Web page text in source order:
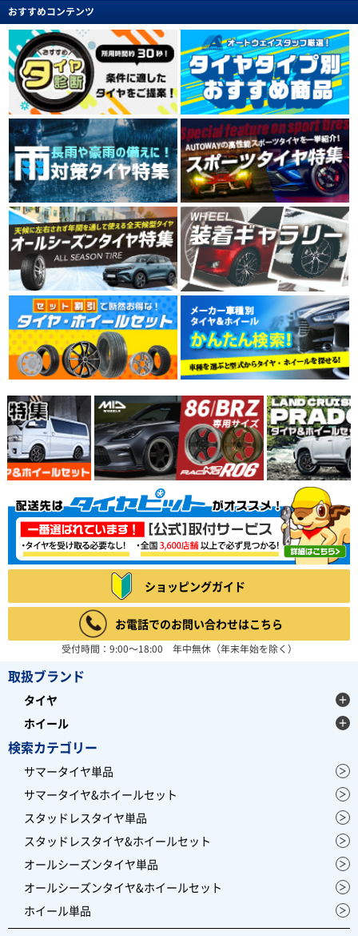
おすすめコンテンツ
ショッピングガイド
お電話でのお問い合わせはこちら
受付時間：9:00～18:00 年中無休（年末年始を除く）
取扱ブランド
タイヤ
ホイール
検索カテゴリー
サマータイヤ単品
サマータイヤ&ホイールセット
スタッドレスタイヤ単品
スタッドレスタイヤ&ホイールセット
オールシーズンタイヤ単品
オールシーズンタイヤ&ホイールセット
ホイール単品